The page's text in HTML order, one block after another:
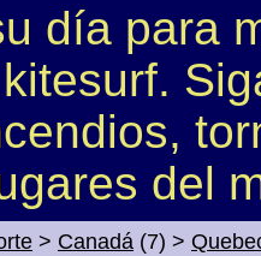
día para
del
> Canadá (7) >